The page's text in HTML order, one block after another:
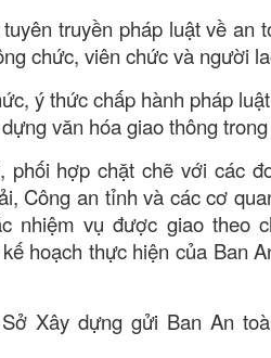
truyền pháp luật về an
chức, viên chức và người
ý thức chấp hành pháp
văn hóa giao thông
phối hợp chặt chẽ với các
Công an tỉnh và các cơ
nhiệm vụ được giao theo
hoạch thực hiện của Ban
Xây dựng gửi Ban An